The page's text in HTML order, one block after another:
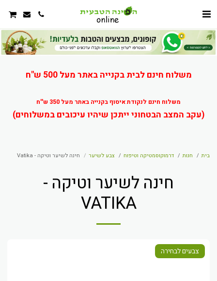
משלוח חינם לבית בקנייה באתר מעל 500 ש"ח
משלוח חינם לנקודת איסוף בקנייה באתר מעל 350 ש''ח
(עקב המצב הבטחוני ייתכן שיהיו עיכובים במשלוחים)
בית חנות דרמוקוסמטיקה וטיפוח צבע לשיער חינה לשיער וטיקה - Vatika
חינה לשיער וטיקה -
VATIKA
צבעים לבחירה